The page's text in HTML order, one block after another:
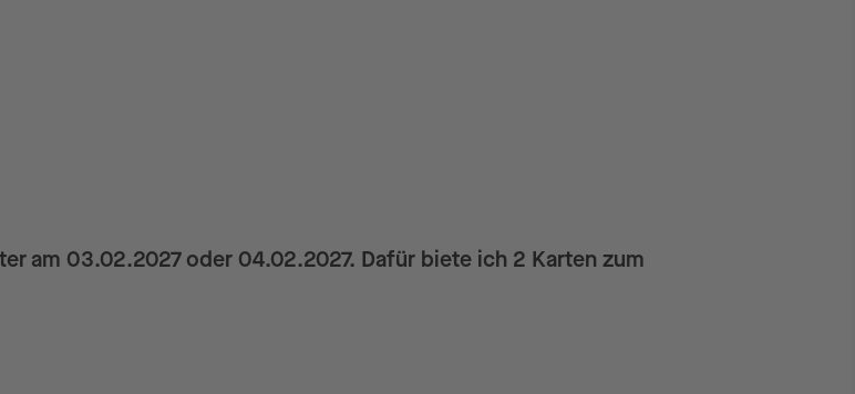
am 03.02.2027 oder 04.02.2027. Dafür biete ich 2 Karten zum